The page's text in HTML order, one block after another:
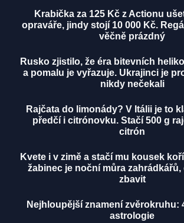
Krabička za 125 Kč z Actionu
opraváře, jindy stojí 10 000 Kč.
věčně prázdný
Rusko zjistilo, že éra bitevních
a pomalu je vyřazuje. Ukrajinci je
nikdy nečekali
Rajčata do limonády? V Itálii je to
předčí i citrónovku. Stačí 500 g
citrón
Kvete i v zimě a stačí mu kousek
žabinec je noční můra zahrádkářů,
zbavit
Nejhloupější znamení zvěrokruhu:
astrologie